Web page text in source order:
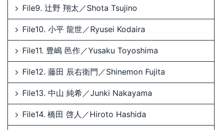
File9. 辻野 翔太／Shota Tsujino
File10. 小平 龍世／Ryusei Kodaira
File11. 豊嶋 邑作／Yusaku Toyoshima
File12. 藤田 辰右衛門／Shinemon Fujita
File13. 中山 純希／Junki Nakayama
File14. 橋田 啓人／Hiroto Hashida